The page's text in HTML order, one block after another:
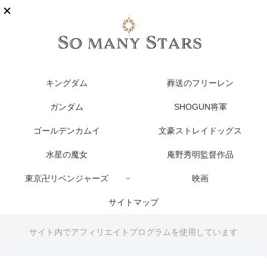
キングダム 葬送のフリーレン
ガンダム SHOGUN将軍
ゴールデンカムイ 文豪ストレイドッグス
水星の魔女 庵野秀明監督作品
東京卍リベンジャーズ 映画
サイトマップ
サイト内でアフィリエイトプログラムを使用しています